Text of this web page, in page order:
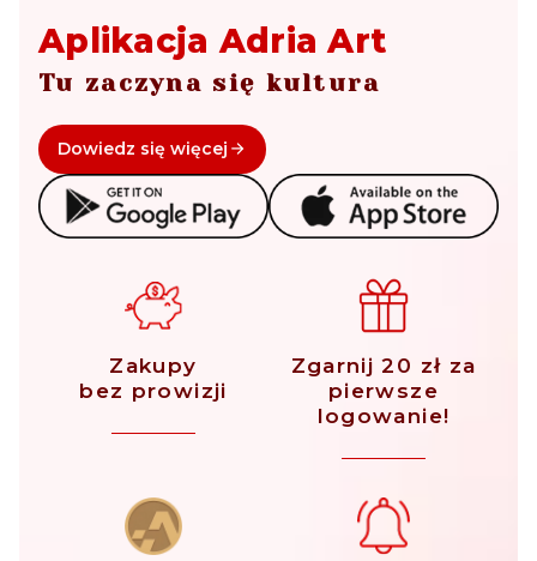
Aplikacja Adria Art
Tu zaczyna się kultura
Dowiedz się więcej
Zakupy
bez prowizji
Zgarnij 20 zł za
pierwsze
logowanie!